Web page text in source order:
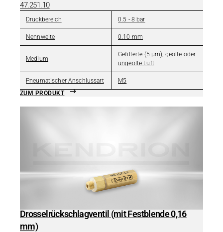
47.251.10
Druckbereich 0.5 - 8 bar
Nennweite 0.10 mm
Medium
Gefilterte (5 µm), geölte oder
ungeölte Luft
Pneumatischer Anschlussart
M5
ZUM PRODUKT
Drosselrückschlagventil (mit Festblende 0,16
mm)